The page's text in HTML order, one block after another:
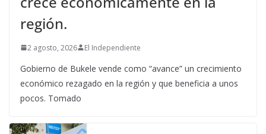
región.
2 agosto, 2026 El Independiente
Gobierno de Bukele vende como “avance” un crecimiento
económico rezagado en la región y que beneficia a unos
pocos. Tomado